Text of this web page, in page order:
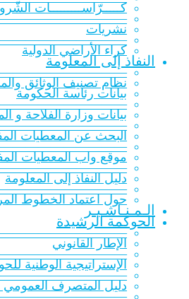
كـــــرّاســـــــــات
نشريات
كراء الأراضي الدولية
النفاذ إلى المعلومة
نظام تصنيف الوثائق
بيانات رئاسة الحكومة
بيانات وزارة الفلاحة و
البحث عن المعطيات
موقع واب المعطيات
دليل النفاذ إلى المعلومة
حول اعتماد الخطوط
الـمـنـاشـيـر
الحوكمة الرشيدة
الإطار القانوني
الإستراتيجية الوطنية
دليل المتصرف العمومي